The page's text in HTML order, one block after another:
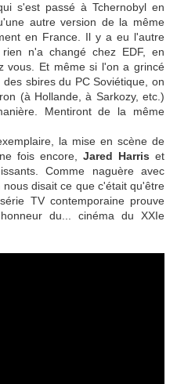
s'est passé à Tchernobyl en
autre version de la même
en France. Il y a eu l'autre
n'a changé chez EDF, en
vous. Et même si l'on a grincé
sbires du PC Soviétique, on
(à Hollande, à Sarkozy, etc.)
Mentiront de la même
la mise en scène de
fois encore, Jared Harris et
Comme naguère avec
nous disait ce que c'était qu'être
TV contemporaine prouve
du... cinéma du XXIe